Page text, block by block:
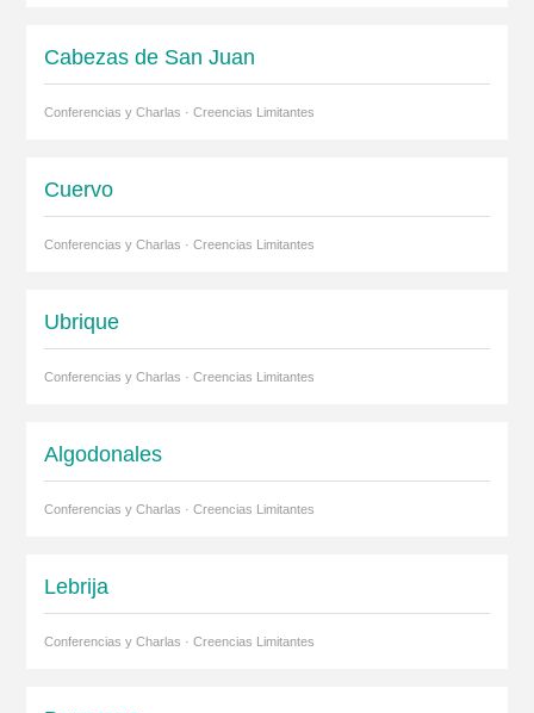
Cabezas de San Juan
Conferencias y Charlas · Creencias Limitantes
Cuervo
Conferencias y Charlas · Creencias Limitantes
Ubrique
Conferencias y Charlas · Creencias Limitantes
Algodonales
Conferencias y Charlas · Creencias Limitantes
Lebrija
Conferencias y Charlas · Creencias Limitantes